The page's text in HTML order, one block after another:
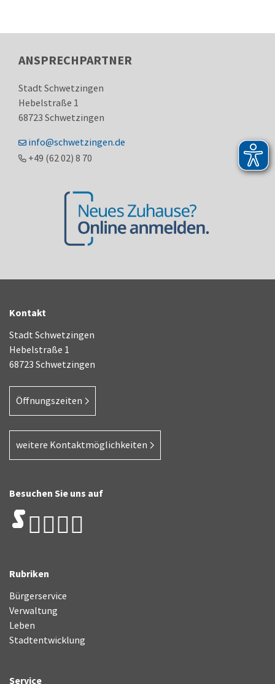
ANSPRECHPARTNER
Stadt Schwetzingen
Hebelstraße 1
68723 Schwetzingen
info@schwetzingen.de
+49 (6202) 8 70
Kontakt
Stadt Schwetzingen
Hebelstraße 1
68723 Schwetzingen
Öffnungszeiten
weitere Kontaktmöglichkeiten
Besuchen Sie uns auf
Rubriken
Bürgerservice
Verwaltung
Leben
Stadtentwicklung
Service